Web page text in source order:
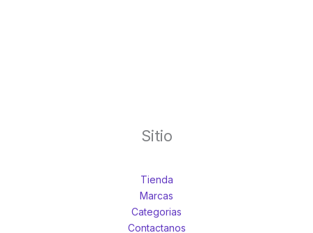
Sitio
Tienda
Marcas
Categorias
Contactanos